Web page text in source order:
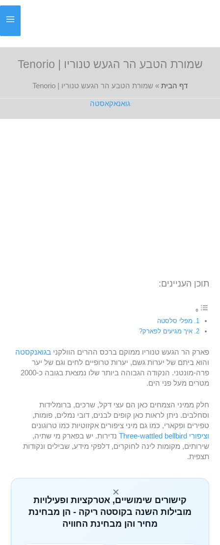
שמורת הטבע הר הגעש טנוריו | Tenorio
דף הבית » שמורת הטבע הר הגעש טנוריו | Tenorio
גואנאקאסטה
תוכן העניינים:
מפלי סלסטה
איך מגיעים לפארק?
פארק הר הגעש טנוריו ממוקם ברכס ההרים הוולקני בגואנקסטה
והוא ביתם של יערות גשם, יערות טרופיים לחים וגם של יער
פרה-מונטני. הנקודה הגבוהה ביותר שלו נמצאת בגובה כ-2000
מטרים מעל פני הים.
חלק ממיני הצמחים כאן הם עצי דקל, שרכים, ברומלידות
וסחלבים. ניתן לראות כאן קופים לבנים, דובי נמלים, פומות,
טפירים ופקארי, כמו גם מיני ציפורים אקזוטיות כמו טרוגונים
וציפורי Three-wattled bellbird
נדירות. יש בפארק מי שתיה,
שירותים, מקומות לינה לחוקרים, דלפקי מידע, שבילים ונקודות
תצפית.
×
קישורים שימושיים, אטרקציות ופעילויות
מובילות השנה בקוסטה ריקה - הן מבחינת
מחיר והן מבחינת החוויה